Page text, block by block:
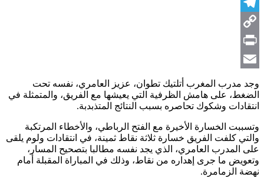
Telegram
Copy
Link
Print
وجد مدرب المغرب أتلتيك تطوان، عزيز العامري، نفسه تحت
الضغط، على هامش الظرفية التي يعيشها مع الفريق، والمتمثلة في
انتقادات وشكوك تحاصره بسبب النتائج المتذبدبة.
وتسببت الخسارة الأخيرة مع الفتح الرباطي، والأخطاء المرتكبة
والتي كلفت الفريق خسارة ثلاثة نقاط ثمينة، في انتقادات ولوم يلقى
على المدرب العامري، الذي يجد نفسه مطالبا بتصحيح المسار،
وتعويض ما جرى إهداره من نقاط، وذلك في المباراة المقبلة أمام
نهضة الزمامرة.